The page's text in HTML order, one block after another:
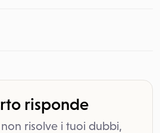
risponde
non risolve i tuoi dubbi,